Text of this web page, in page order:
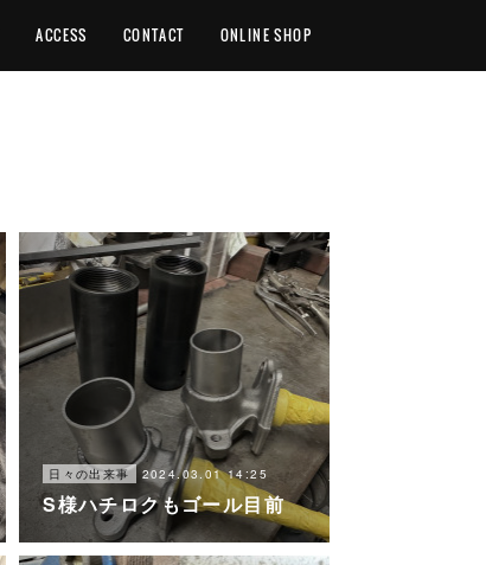
ACCESS CONTACT ONLINE SHOP
日々の出来事 2024.03.01 14:25
S様ハチロクもゴール目前